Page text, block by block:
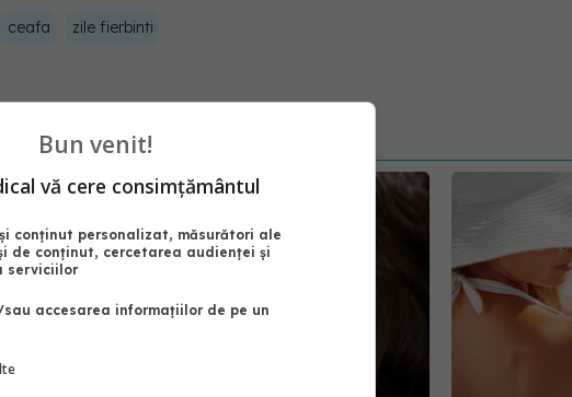
ceafa zile fierbinti
Bun venit!
vă cere consimțământul
conținut personalizat, măsurători ale
de conținut, cercetarea audienței și
serviciilor
accesarea informațiilor de pe un